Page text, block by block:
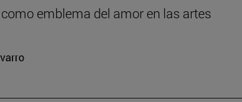
emblema del amor en las artes